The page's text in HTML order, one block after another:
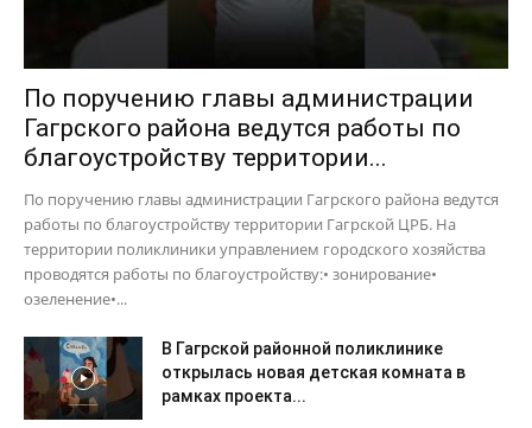
По поручению главы администрации
Гагрского района ведутся работы по
благоустройству территории...
По поручению главы администрации Гагрского района ведутся
работы по благоустройству территории Гагрской ЦРБ. На
территории поликлиники управлением городского хозяйства
проводятся работы по благоустройству:• зонирование•
озеленение•...
В Гагрской районной поликлинике
открылась новая детская комната в
рамках проекта...